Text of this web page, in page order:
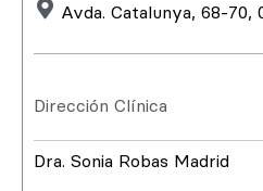
Avda. Catalunya, 68-70,
Dirección Clínica
Dra. Sonia Robas Madrid